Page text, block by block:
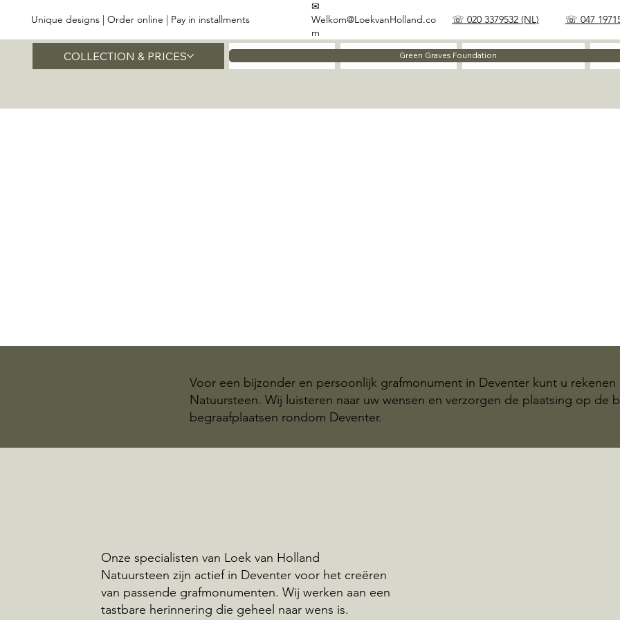
Unique designs | Order online | Pay in installments ☏ 020 3379532 (NL) ☏ 047
✉
Welkom@LoekvanHolland.co
m
COLLECTION & PRICES Method
Green Graves Foundation
Voor een bijzonder en persoonlijk grafmonument in Deventer kunt u rekenen
Natuursteen. Wij luisteren naar uw wensen en verzorgen de plaatsing op de
begraafplaatsen rondom Deventer.
Onze specialisten van Loek van Holland
Natuursteen zijn actief in Deventer voor het creëren
van passende grafmonumenten. Wij werken aan een
tastbare herinnering die geheel naar wens is.